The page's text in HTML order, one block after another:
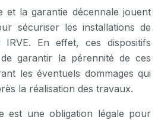
et la garantie décennale jouent
sécuriser les installations de
IRVE. En effet, ces dispositifs
garantir la pérennité de ces
les éventuels dommages qui
la réalisation des travaux.
est une obligation légale pour